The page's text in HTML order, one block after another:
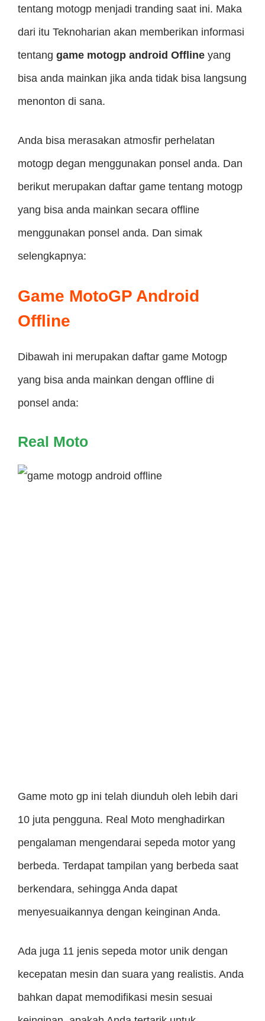
tentang motogp menjadi tranding saat ini. Maka
dari itu Teknoharian akan memberikan informasi
tentang game motogp android Offline yang
bisa anda mainkan jika anda tidak bisa langsung
menonton di sana.
Anda bisa merasakan atmosfir perhelatan
motogp degan menggunakan ponsel anda. Dan
berikut merupakan daftar game tentang motogp
yang bisa anda mainkan secara offline
menggunakan ponsel anda. Dan simak
selengkapnya:
Game MotoGP Android
Offline
Dibawah ini merupakan daftar game Motogp
yang bisa anda mainkan dengan offline di
ponsel anda:
Real Moto
Game moto gp ini telah diunduh oleh lebih dari
10 juta pengguna. Real Moto menghadirkan
pengalaman mengendarai sepeda motor yang
berbeda. Terdapat tampilan yang berbeda saat
berkendara, sehingga Anda dapat
menyesuaikannya dengan keinginan Anda.
Ada juga 11 jenis sepeda motor unik dengan
kecepatan mesin dan suara yang realistis. Anda
bahkan dapat memodifikasi mesin sesuai